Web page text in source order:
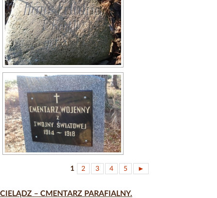
1 2 3 4 5 ►
CIELĄDZ – CMENTARZ PARAFIALNY.